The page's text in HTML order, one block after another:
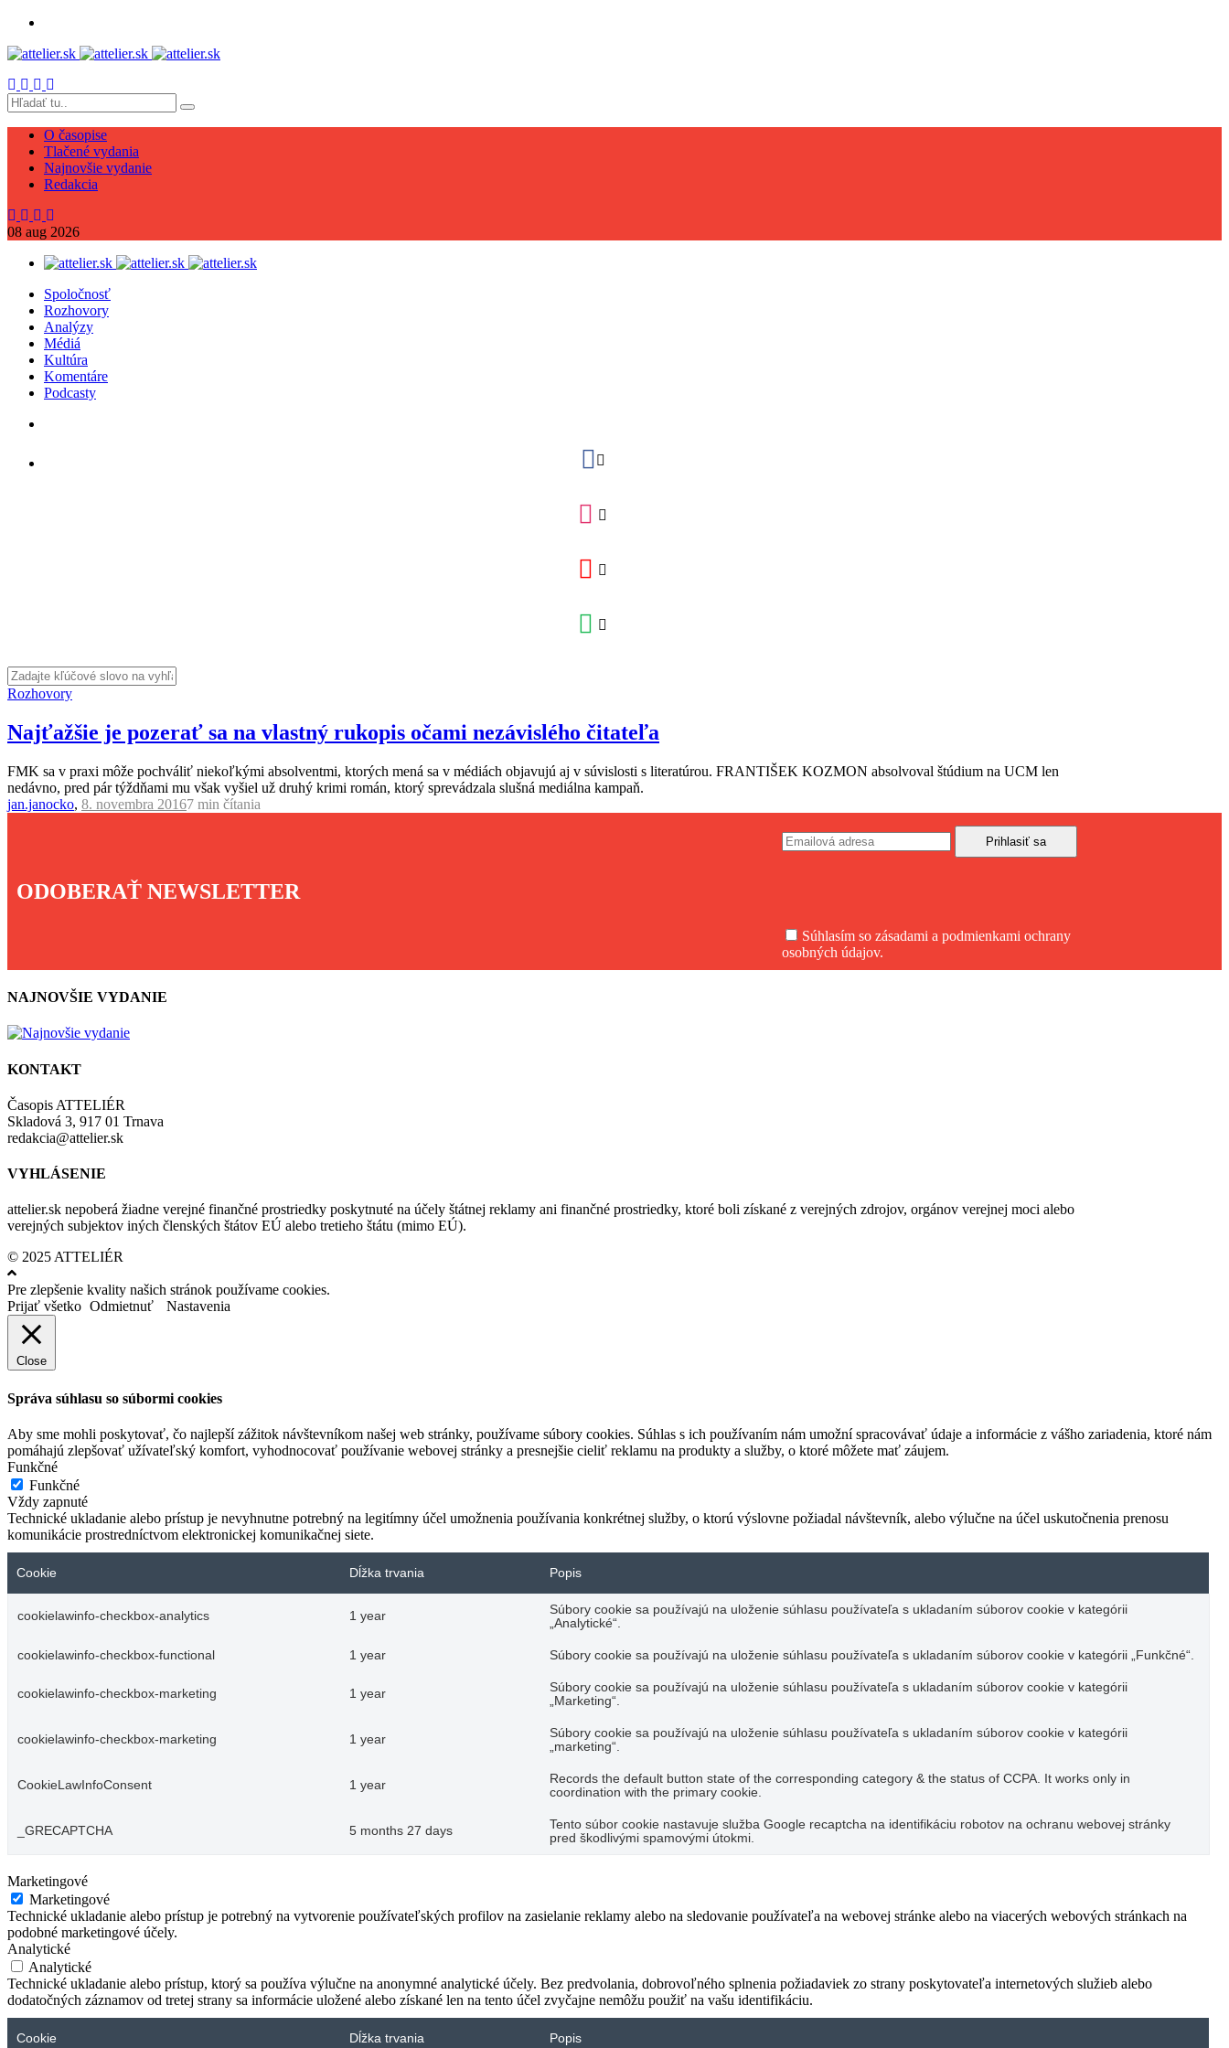
O časopise
Tlačené vydania
Najnovšie vydanie
Redakcia
08 aug 2026
Spoločnosť
Rozhovory
Analýzy
Médiá
Kultúra
Komentáre
Podcasty
Rozhovory
Najťažšie je pozerať sa na vlastný rukopis očami nezávislého čitateľa
FMK sa v praxi môže pochváliť niekoľkými absolventmi, ktorých mená sa v médiách objavujú aj v súvislosti s literatúrou. FRANTIŠEK KOZMON absolvoval štúdium na UCM len
nedávno, pred pár týždňami mu však vyšiel už druhý krimi román, ktorý sprevádzala slušná mediálna kampaň.
jan.janocko, 8. novembra 20167 min čítania
ODOBERAŤ NEWSLETTER
Súhlasím so zásadami a podmienkami ochrany
osobných údajov.
NAJNOVŠIE VYDANIE
KONTAKT
Časopis ATTELIÉR
Skladová 3, 917 01 Trnava
redakcia@attelier.sk
VYHLÁSENIE
attelier.sk nepoberá žiadne verejné finančné prostriedky poskytnuté na účely štátnej reklamy ani finančné prostriedky, ktoré boli získané z verejných zdrojov, orgánov verejnej moci alebo
verejných subjektov iných členských štátov EÚ alebo tretieho štátu (mimo EÚ).
© 2025 ATTELIÉR
Pre zlepšenie kvality našich stránok používame cookies.
Prijať všetko Odmietnuť Nastavenia
Close
Správa súhlasu so súbormi cookies
Aby sme mohli poskytovať, čo najlepší zážitok návštevníkom našej web stránky, používame súbory cookies. Súhlas s ich používaním nám umožní spracovávať údaje a informácie z vášho zariadenia, ktoré nám
pomáhajú zlepšovať užívateľský komfort, vyhodnocovať používanie webovej stránky a presnejšie cieliť reklamu na produkty a služby, o ktoré môžete mať záujem.
Funkčné
Funkčné
Vždy zapnuté
Technické ukladanie alebo prístup je nevyhnutne potrebný na legitímny účel umožnenia používania konkrétnej služby, o ktorú výslovne požiadal návštevník, alebo výlučne na účel uskutočnenia prenosu
komunikácie prostredníctvom elektronickej komunikačnej siete.
Cookie Dĺžka trvania Popis
cookielawinfo-checkbox-analytics 1 year
Súbory cookie sa používajú na uloženie súhlasu používateľa s ukladaním súborov cookie v kategórii
„Analytické“.
cookielawinfo-checkbox-functional 1 year Súbory cookie sa používajú na uloženie súhlasu používateľa s ukladaním súborov cookie v kategórii „Funkčné“.
cookielawinfo-checkbox-marketing 1 year
Súbory cookie sa používajú na uloženie súhlasu používateľa s ukladaním súborov cookie v kategórii
„Marketing“.
cookielawinfo-checkbox-marketing 1 year
Súbory cookie sa používajú na uloženie súhlasu používateľa s ukladaním súborov cookie v kategórii
„marketing“.
CookieLawInfoConsent 1 year
Records the default button state of the corresponding category & the status of CCPA. It works only in
coordination with the primary cookie.
_GRECAPTCHA 5 months 27 days
Tento súbor cookie nastavuje služba Google recaptcha na identifikáciu robotov na ochranu webovej stránky
pred škodlivými spamovými útokmi.
Marketingové
Marketingové
Technické ukladanie alebo prístup je potrebný na vytvorenie používateľských profilov na zasielanie reklamy alebo na sledovanie používateľa na webovej stránke alebo na viacerých webových stránkach na
podobné marketingové účely.
Analytické
Analytické
Technické ukladanie alebo prístup, ktorý sa používa výlučne na anonymné analytické účely. Bez predvolania, dobrovoľného splnenia požiadaviek zo strany poskytovateľa internetových služieb alebo
dodatočných záznamov od tretej strany sa informácie uložené alebo získané len na tento účel zvyčajne nemôžu použiť na vašu identifikáciu.
Cookie Dĺžka trvania Popis